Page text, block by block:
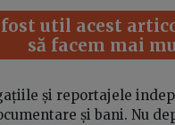
util acest
să facem mai
și reportajele
și bani. Nu